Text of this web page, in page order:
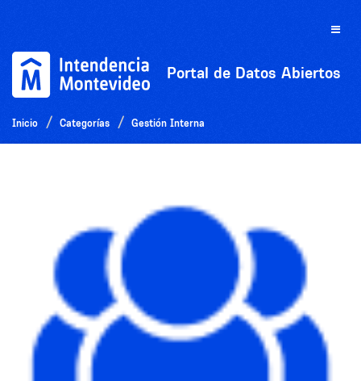
Toggle
Portal de Datos Abiertos
Inicio Categorías Gestión Interna